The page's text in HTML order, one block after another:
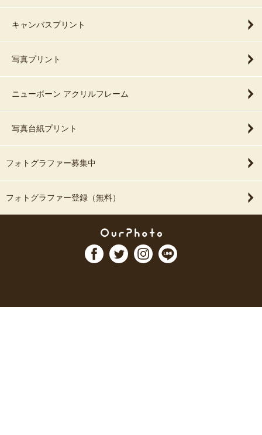
キャンバスプリント
写真プリント
ニューボーン アクリルフレーム
写真台紙プリント
フォトグラファー募集中
フォトグラファー登録（無料）